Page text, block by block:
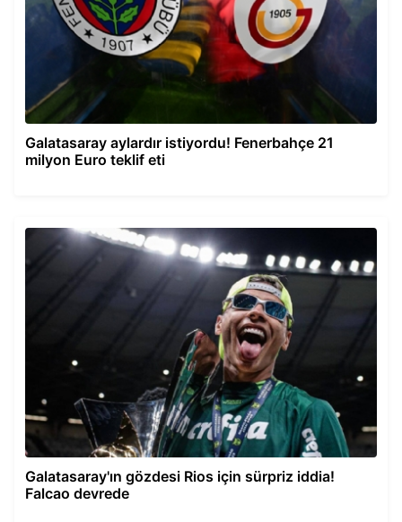
Galatasaray aylardır istiyordu! Fenerbahçe 21
milyon Euro teklif eti
Galatasaray'ın gözdesi Rios için sürpriz iddia!
Falcao devrede